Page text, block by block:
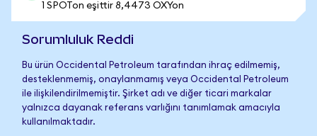
1 SPOTon eşittir 8,4473 OXYon
Sorumluluk Reddi
Bu ürün Occidental Petroleum tarafından ihraç edilmemiş,
desteklenmemiş, onaylanmamış veya Occidental Petroleum
ile ilişkilendirilmemiştir. Şirket adı ve diğer ticari markalar
yalnızca dayanak referans varlığını tanımlamak amacıyla
kullanılmaktadır.